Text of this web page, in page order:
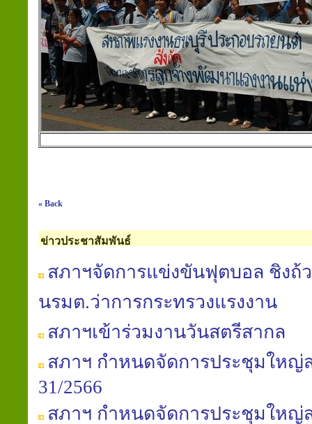
« Back
ข่าวประชาสัมพันธ์
สภาฯจัดการแข่งขันฟุตบอล ชิงถ้
นรมต.ว่าการกระทรวงแรงงาน
สภาฯเข้าร่วมงานวันสตรีสากล
สภาฯ กำหนดจัดการประชุมใหญ่
31/2566
สภาฯ กำหนดจัดการประชุมใหญ่